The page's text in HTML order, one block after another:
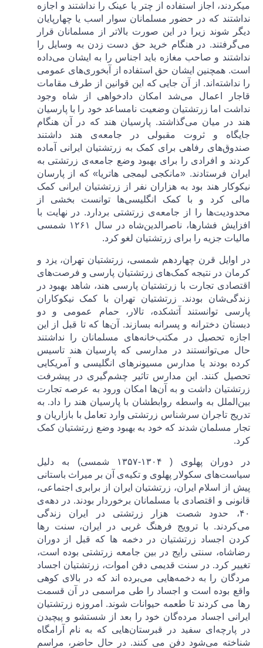
میکردند، اجاز استفاده از چتر یا عینک را نداشتند و اجازه
نداشتند که در حضور مسلمانان سوار اسب یا چهارپایان
دیگر شوند زیرا در این صورت بالاتر از مسلمانان قرار
می‌گرفتند. در هنگام خرید حق دست زدن به وسایل را
نداشتند و صاحب مغازه باید اجناس را به ایشان می‌داده
است. همچنین ایشان حق استفاده از آبخوری‌های عمومی
را نداشته‌اند. از آن جایی که این قوانین از طرف مقامات
قاجار اعمال می‌شد امکان دادخواهی از شاه وجود
نداشت اما زرتشتیان وضعیت نامساعد خود را با پارسیان
هند در میان می‌‌گذاشتد. پارسیان هند که در آن هنگام
جایگاه و ثروت مقبولی در جامعه‌ی هند داشتند
صندوق‌های رفاهی برای کمک به زرتشتیان ایرانی آماده
کردند و افرادی را برای بهبود وضع جامعه‌ی زرتشتی به
ایران فرستادند. «مانکجی لیمجی هاتریا» که از پارسان
نیکوکار هند بود به هزاران نفر از زرتشتیان ایرانی کمک
مالی کرد و با کمک انگلیسی‌ها توانست بخشی از
محدودیت‌ها را از جامعه‌ی زرتشتی بردارد. در نهایت با
افزایش فشارها، ناصرالدین‌شاه در سال ۱۲۶۱ شمسی
مالیات جزیه را برای زرتشتیان لغو کرد.
در اوایل قرن چهاردهم شمسی، زرتشتیان تهران، یزد و
کرمان در نتیجه کمک‌های زرتشتیان پارسی و فرصت‌های
اقتصادی تجارت با زرتشتیان پارسی هند، شاهد بهبود در
زندگی‌شان بودند. زرتشتیان تهران با کمک نیکوکاران
پارسی توانستند آتشکده‌، تالار، حمام عمومی و دو
دبستان دخترانه و پسرانه بسازند. آن‌ها که تا قبل از این
اجازه تحصیل در مکتب‌خانه‌های مسلمانان را نداشتند
حال می‌توانستند در مدارسی که پارسیان هند تاسیس
کرده بودند یا مدارس مسیونرهای انگلیسی و آمریکایی
تحصیل کنند. این مدارس تاثیر چشم‌گیری در پیشرفت
زرتشتیان داشت و به آن‌ها امکان ورود به عرصه تجارت
بین‌الملل به واسطه روابطشان با پارسیان هند را داد. به
تدریج تاجران سرشناس زرتشتی وارد تعامل با بازاریان و
تجار مسلمان شدند که خود به بهبود وضع زرتشتیان کمک
کرد.
در دوران پهلوی ( ۱۳۰۴-۱۳۵۷ شمسی) به دلیل
سیاست‌های سکولار پهلوی و تکیه‌ی آن بر میراث باستانی
پیش از اسلام ایران، زرتشتیان ایران از برابری اجتماعی،
قانونی و اقتصادی با مسلمانان برخوردار بودند. در دهه‌ی
۴۰، حدود شصت هزار زرتشتی در ایران زندگی
می‌کردند. با ترویج فرهنگ غربی در ایران، سنت رها
کردن اجساد زرتشتیان در دخمه ها که قبل از دوران
رضاشاه، سنتی رایج در بین جامعه زرتشتی بوده است،
تغییر کرد. در سنت قدیمی دفن اموات، زرتشتیان اجساد
مردگان را به دخمه‌هایی می‌برده اند که در بالای کوهی
واقع بوده است و اجساد را طی مراسمی در آن قسمت
رها می کردند تا طعمه حیوانات شوند. امروزه زرتشتیان
ایرانی اجساد مرده‌گان خود را بعد از شستشو و پیچیدن
در پارچه‌ای سفید در قبرستان‌هایی که به نام آرامگاه
شناخته می‌شود دفن می کنند. در حال حاضر، مراسم